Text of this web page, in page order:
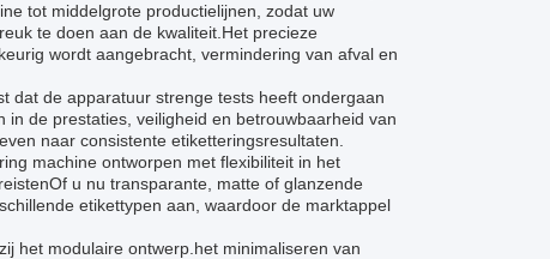
tot middelgrote productielijnen, zodat uw
te doen aan de kwaliteit.Het precieze
wordt aangebracht, vermindering van afval en
dat de apparatuur strenge tests heeft ondergaan
de prestaties, veiligheid en betrouwbaarheid van
naar consistente etiketteringsresultaten.
machine ontworpen met flexibiliteit in het
u nu transparante, matte of glanzende
etikettypen aan, waardoor de marktappel
het modulaire ontwerp.het minimaliseren van